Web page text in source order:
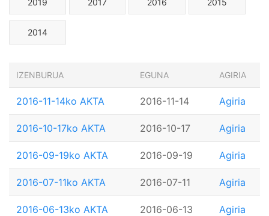
2019 2017 2016 2015
2014
IZENBURUA EGUNA AGIRIA
2016-11-14ko AKTA 2016-11-14 Agiria
2016-10-17ko AKTA 2016-10-17 Agiria
2016-09-19ko AKTA 2016-09-19 Agiria
2016-07-11ko AKTA 2016-07-11 Agiria
2016-06-13ko AKTA 2016-06-13 Agiria